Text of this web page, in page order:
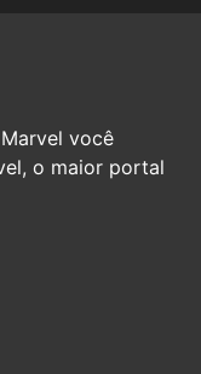
você
o maior portal